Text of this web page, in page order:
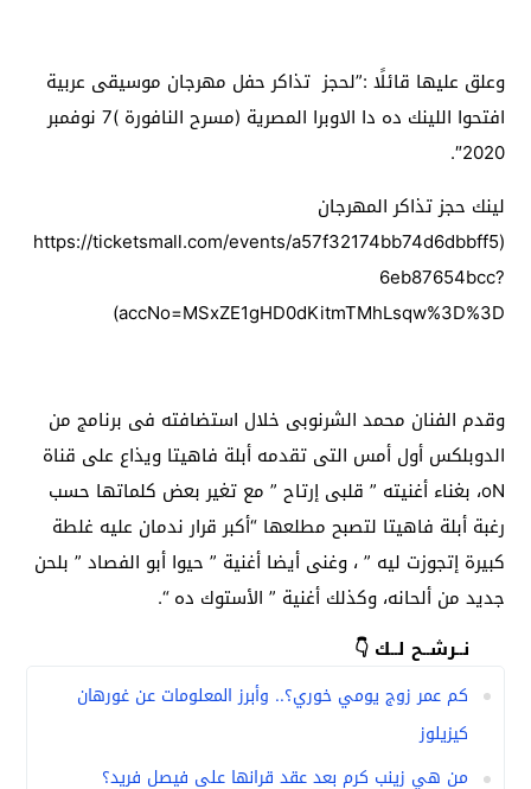
وعلق عليها قائلًا :”لحجز تذاكر حفل مهرجان موسيقى عربية
افتحوا اللينك ده دا الاوبرا المصرية (مسرح النافورة )7 نوفمبر
2020″.
لينك حجز تذاكر المهرجان
(https://ticketsmall.com/events/a57f32174bb74d6dbbff5
6eb87654bcc?
accNo=MSxZE1gHD0dKitmTMhLsqw%3D%3D)
وقدم الفنان محمد الشرنوبى خلال استضافته فى برنامج من
الدوبلكس أول أمس التى تقدمه أبلة فاهيتا ويذاع على قناة
oN، بغناء أغنيته ” قلبى إرتاح ” مع تغير بعض كلماتها حسب
رغبة أبلة فاهيتا لتصبح مطلعها “أكبر قرار ندمان عليه غلطة
كبيرة إتجوزت ليه ” ، وغنى أيضا أغنية ” حيوا أبو الفصاد ” بلحن
جديد من ألحانه، وكذلك أغنية ” الأستوك ده “.
نــرشــح لــك 👇
كم عمر زوج يومي خوري؟.. وأبرز المعلومات عن غورهان
كيزيلوز
من هي زينب كرم بعد عقد قرانها على فيصل فريد؟